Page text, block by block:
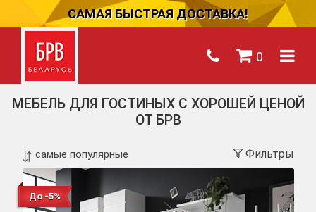
САМАЯ БЫСТРАЯ ДОСТАВКА!
0
МЕБЕЛЬ ДЛЯ ГОСТИНЫХ С ХОРОШЕЙ ЦЕНОЙ
ОТ БРВ
Фильтры
До -5%